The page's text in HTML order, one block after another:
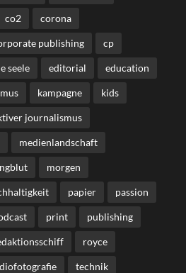
co2 corona
publishing cp
seele editorial education
kampagne kids
journalismus
medienlandschaft
morgen
papier passion
print publishing
royce
technik